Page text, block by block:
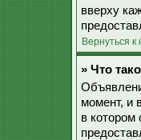
вверху
Вернуться к
» Что
момент, и
в котором